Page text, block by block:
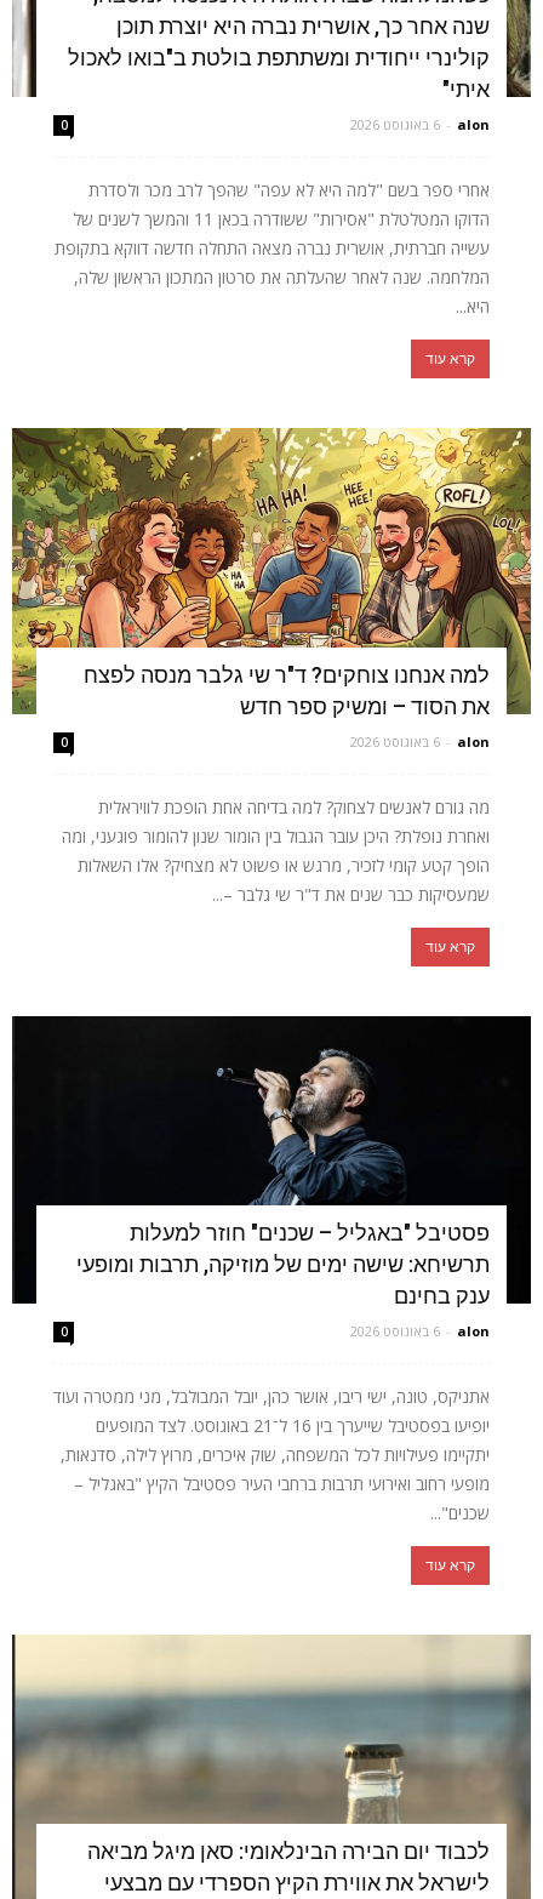
שנה אחר כך, אושרית נברה היא יוצרת תוכן
קולינרי ייחודית ומשתתפת בולטת ב"בואו לאכול
איתי"
alon
- 6 באוגוסט 2026 0
אחרי ספר בשם "למה היא לא עפה" שהפך לרב מכר ולסדרת
הדוקו המטלטלת "אסירות" ששודרה בכאן 11 והמשך לשנים של
עשייה חברתית, אושרית נברה מצאה התחלה חדשה דווקא בתקופת
המלחמה. שנה לאחר שהעלתה את סרטון המתכון הראשון שלה,
היא...
קרא עוד
למה אנחנו צוחקים? ד"ר שי גלבר מנסה לפצח
את הסוד – ומשיק ספר חדש
alon
- 6 באוגוסט 2026 0
מה גורם לאנשים לצחוק? למה בדיחה אחת הופכת לוויראלית
ואחרת נופלת? היכן עובר הגבול בין הומור שנון להומור פוגעני, ומה
הופך קטע קומי לזכיר, מרגש או פשוט לא מצחיק? אלו השאלות
שמעסיקות כבר שנים את ד"ר שי גלבר –...
קרא עוד
פסטיבל "באגליל – שכנים" חוזר למעלות
תרשיחא: שישה ימים של מוזיקה, תרבות ומופעי
ענק בחינם
alon
- 6 באוגוסט 2026 0
אתניקס, טונה, ישי ריבו, אושר כהן, יובל המבולבל, מני ממטרה ועוד
יופיעו בפסטיבל שייערך בין 16 ל־21 באוגוסט. לצד המופעים
יתקיימו פעילויות לכל המשפחה, שוק איכרים, מרוץ לילה, סדנאות,
מופעי רחוב ואירועי תרבות ברחבי העיר פסטיבל הקיץ "באגליל –
שכנים"...
קרא עוד
לכבוד יום הבירה הבינלאומי: סאן מיגל מביאה
לישראל את אווירת הקיץ הספרדי עם מבצעי